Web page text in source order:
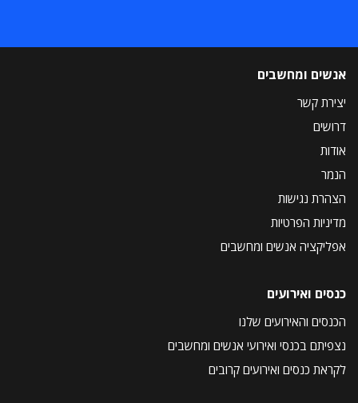
אנשים ומחשבים
יצירת קשר
דרושים
אודות
הנמר
הצהרת נגישות
מדיניות הפרטיות
אפליקציה אנשים ומחשבים
כנסים ואירועים
הכנסים והאירועים שלנו
נצפיתם בכנסי ואירועי אנשים ומחשבים
לקראת כנסים ואירועים קרובים